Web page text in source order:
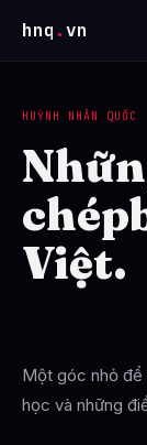
hnq .vn
HUỲNH NHÂN QUỐC
chép
Việt.
Một góc nhỏ
học và những